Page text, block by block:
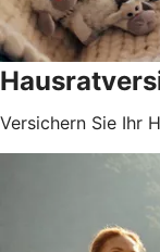
Versichern Sie Ihr